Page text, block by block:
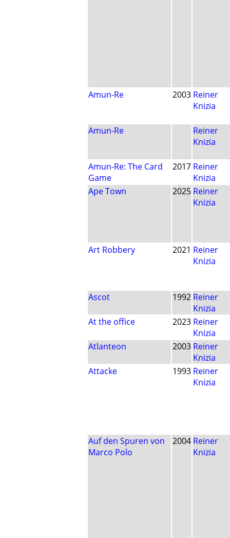
Amun-Re 2003 Reiner
Knizia
Amun-Re
Reiner
Knizia
Amun-Re: The Card
Game
2017 Reiner
Knizia
Ape Town
2025 Reiner
Knizia
Art Robbery 2021 Reiner
Knizia
Ascot 1992 Reiner
Knizia
At the office
2023 Reiner
Knizia
Atlanteon
2003 Reiner
Knizia
Attacke
1993 Reiner
Knizia
Auf den Spuren von
Marco Polo
2004 Reiner
Knizia